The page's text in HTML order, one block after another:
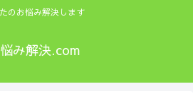
のお悩み解決します
み解決.com